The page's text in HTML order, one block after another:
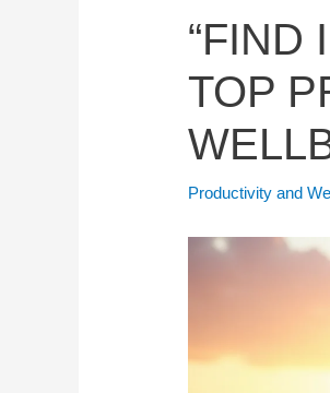
“FIND
TOP
Productivity and